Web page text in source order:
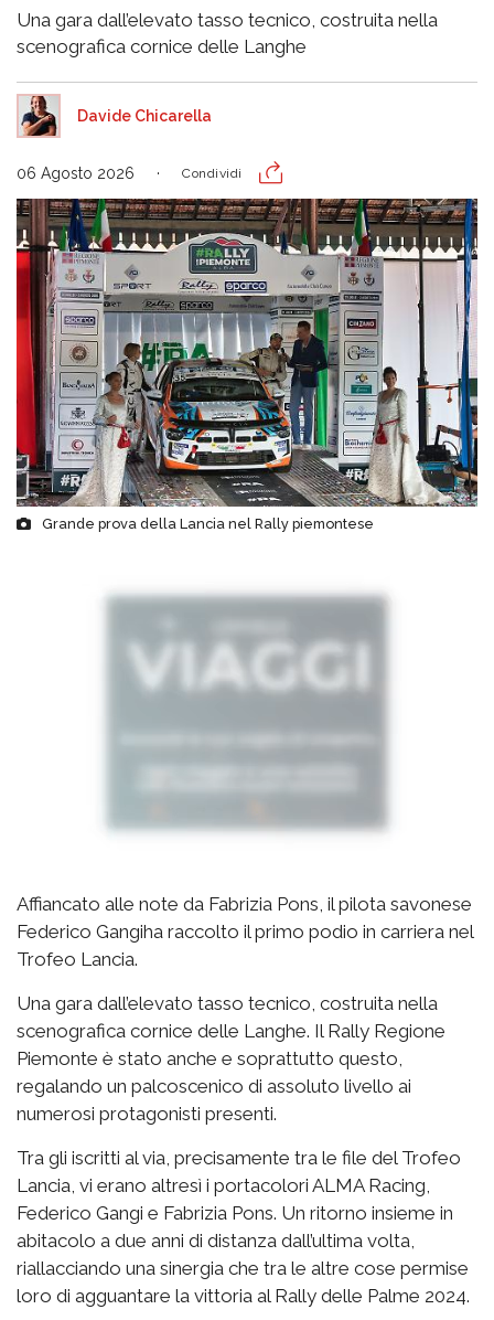
Una gara dall’elevato tasso tecnico, costruita nella
scenografica cornice delle Langhe
Davide Chicarella
06 Agosto 2026 Condividi
Grande prova della Lancia nel Rally piemontese
Affiancato alle note da Fabrizia Pons, il pilota savonese
Federico Gangiha raccolto il primo podio in carriera nel
Trofeo Lancia.
Una gara dall’elevato tasso tecnico, costruita nella
scenografica cornice delle Langhe. Il Rally Regione
Piemonte è stato anche e soprattutto questo,
regalando un palcoscenico di assoluto livello ai
numerosi protagonisti presenti.
Tra gli iscritti al via, precisamente tra le file del Trofeo
Lancia, vi erano altresì i portacolori ALMA Racing,
Federico Gangi e Fabrizia Pons. Un ritorno insieme in
abitacolo a due anni di distanza dall’ultima volta,
riallacciando una sinergia che tra le altre cose permise
loro di agguantare la vittoria al Rally delle Palme 2024.